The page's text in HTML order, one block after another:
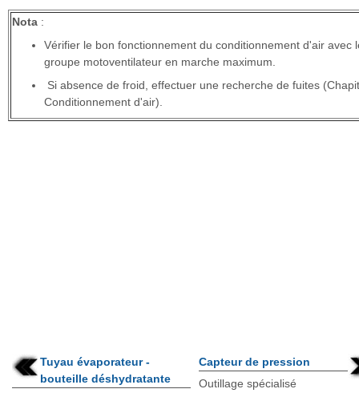
Nota :
Vérifier le bon fonctionnement du conditionnement d'air avec
groupe motoventilateur en marche maximum.
Si absence de froid, effectuer une recherche de fuites
Conditionnement d'air).
Tuyau évaporateur -
bouteille déshydratante
Capteur de pression
Outillage spécialisé